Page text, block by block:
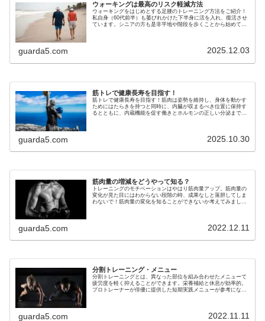
ウォーキングは最高のリスク軽減方法
ウォーキングをはじめとする足腰のトレーニング方法をご紹介！
私自身（60代前半）も萎びれかけた下半身に活を入れ、復活させ
ています。シニアの方も是非平地や階段を歩くことから始めてみ
guarda5.com 2025.12.03
筋トレで健康長寿を目指す！
筋トレで健康長寿を目指す！筋肉は姿勢を維持し、身体を動かす
ためにはたらきを持つと同時に、内臓が収まるべき位置に保持す
るとともに、内蔵機能を促す働きとホルモンの正しい分泌までを
guarda5.com 2025.10.30
筋肉量の増減をどうやって知る？
トレーニングのモチベーションはやはり筋肉量アップ。筋肉量の
変化が見た目にはわからない段階の時、成果なしと落胆してしま
わないで！筋肉量の変化を知ることができないか考えてみましま
guarda5.com 2022.12.11
分割トレーニング・メニュー
分割トレーニングとは、異なった部位を組み合わせたメニューて
疲労度を軽く抑えることができます。栄養補給と休息が効率的。
プロトレーナーが俳優に提供した短期実践メニューが参考になり
guarda5.com 2022.11.11